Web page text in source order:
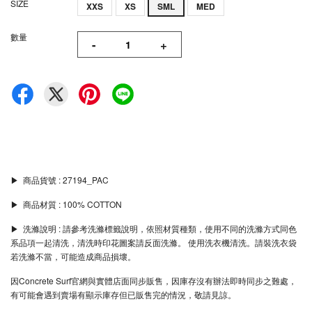
SIZE XXS XS SML MED
數量 - +
▶︎ 商品貨號 : 27194_PAC
▶︎ 商品材質 : 100% COTTON
▶︎ 洗滌說明 : 請參考洗滌標籤說明，依照材質種類，使用不同的洗滌方式同色
系品項一起清洗，清洗時印花圖案請反面洗滌。 使用洗衣機清洗。請裝洗衣袋
若洗滌不當，可能造成商品損壞。
因Concrete Surf官網與實體店面同步販售，因庫存沒有辦法即時同步之難處，
有可能會遇到賣場有顯示庫存但已販售完的情況，敬請見諒。